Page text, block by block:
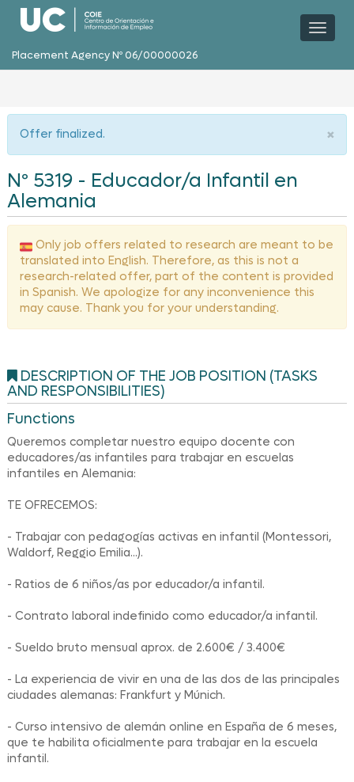
Placement Agency Nº 06/00000026
×
Offer finalized.
Nº 5319 - Educador/a Infantil en
Alemania
Only job offers related to research are meant to be
translated into English. Therefore, as this is not a
research-related offer, part of the content is provided
in Spanish. We apologize for any inconvenience this
may cause. Thank you for your understanding.
DESCRIPTION OF THE JOB POSITION (TASKS
AND RESPONSIBILITIES)
Functions
Queremos completar nuestro equipo docente con
educadores/as infantiles para trabajar en escuelas
infantiles en Alemania:
TE OFRECEMOS:
- Trabajar con pedagogías activas en infantil (Montessori,
Waldorf, Reggio Emilia...).
- Ratios de 6 niños/as por educador/a infantil.
- Contrato laboral indefinido como educador/a infantil.
- Sueldo bruto mensual aprox. de 2.600€ / 3.400€
- La experiencia de vivir en una de las dos de las principales
ciudades alemanas: Frankfurt y Múnich.
- Curso intensivo de alemán online en España de 6 meses,
que te habilita oficialmente para trabajar en la escuela
infantil.